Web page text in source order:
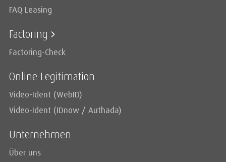
FAQ Leasing
Factoring
Factoring-Check
Online Legitimation
Video-Ident (WebID)
Video-Ident (IDnow / Authada)
Unternehmen
Über uns